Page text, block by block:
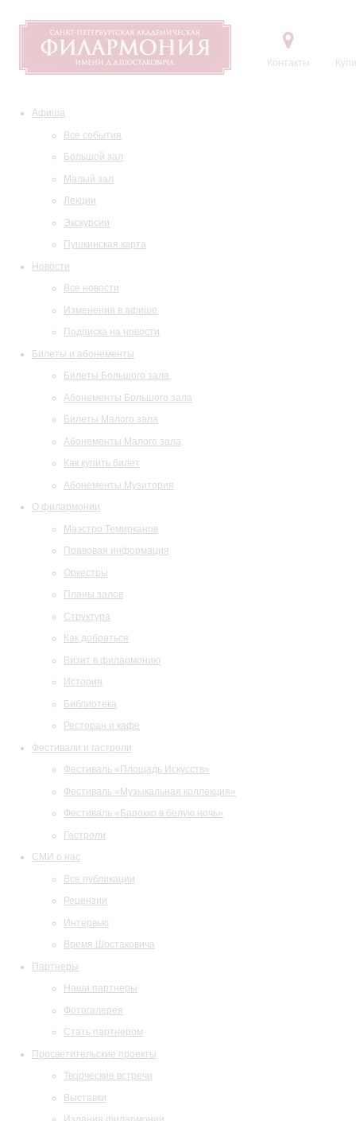
Контакты
Афиша
Все события
Большой зал
Малый зал
Лекции
Экскурсии
Пушкинская карта
Новости
Все новости
Изменения в афише
Подписка на новости
Билеты и абонементы
Билеты Большого зала
Абонементы Большого зала
Билеты Малого зала
Абонементы Малого зала
Как купить билет
Абонементы Музитория
О филармонии
Маэстро Темирканов
Правовая информация
Оркестры
Планы залов
Структура
Как добраться
Визит в филармонию
История
Библиотека
Ресторан и кафе
Фестивали и гастроли
Фестиваль «Площадь Искусств»
Фестиваль «Музыкальная коллекция»
Фестиваль «Барокко в белую ночь»
Гастроли
СМИ о нас
Все публикации
Рецензии
Интервью
Время Шостаковича
Партнеры
Наши партнеры
Фотогалерея
Стать партнером
Просветительские проекты
Творческие встречи
Выставки